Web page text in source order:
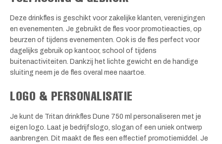
Deze drinkfles is geschikt voor zakelijke klanten, verenigingen
en evenementen. Je gebruikt de fles voor promotieacties, op
beurzen of tijdens evenementen. Ook is de fles perfect voor
dagelijks gebruik op kantoor, school of tijdens
buitenactiviteiten. Dankzij het lichte gewicht en de handige
sluiting neem je de fles overal mee naartoe.
LOGO & PERSONALISATIE
Je kunt de Tritan drinkfles Dune 750 ml personaliseren met je
eigen logo. Laat je bedrijfslogo, slogan of een uniek ontwerp
aanbrengen. Dit maakt de fles een effectief promotiemiddel. Je